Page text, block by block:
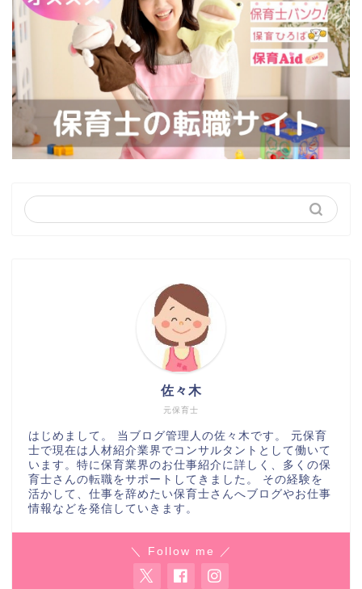
元保育士
佐々木
はじめまして。 当ブログ管理人の佐々木です。 元保育
士で現在は人材紹介業界でコンサルタントとして働いて
います。特に保育業界のお仕事紹介に詳しく、多くの保
育士さんの転職をサポートしてきました。 その経験を
活かして、仕事を辞めたい保育士さんへブログやお仕事
情報などを発信していきます。
＼ Follow me ／